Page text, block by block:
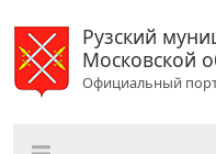
Рузский
Московской
Официальный